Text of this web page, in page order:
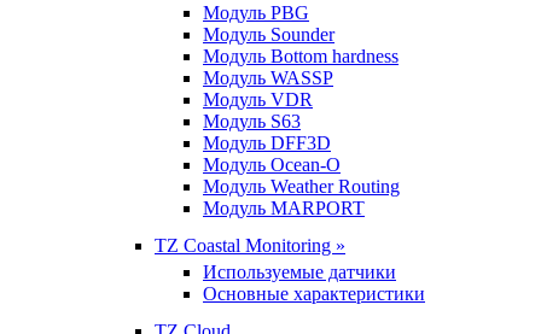
Модуль PBG
Модуль Sounder
Модуль Bottom hardness
Модуль WASSP
Модуль VDR
Модуль S63
Модуль DFF3D
Модуль Ocean-O
Модуль Weather Routing
Модуль MARPORT
TZ Coastal Monitoring »
Используемые датчики
Основные характеристики